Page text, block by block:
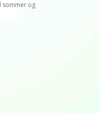
sommer og